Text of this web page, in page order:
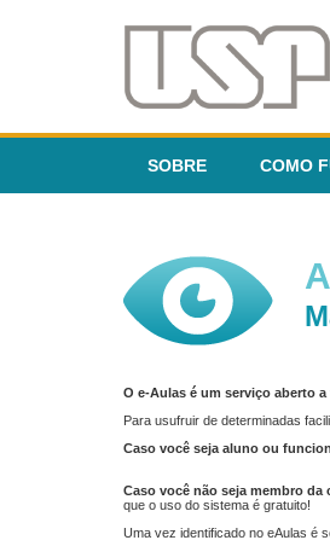
SOBRE COMO
O e-Aulas é um serviço aberto
Para usufruir de determinadas
Caso você seja aluno ou
Caso você não seja membro da
que o uso do sistema é gratuito!
Uma vez identificado no eAulas é